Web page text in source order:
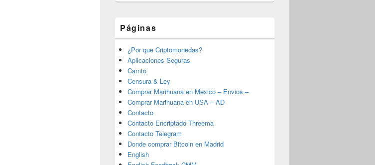
Páginas
¿Por que Criptomonedas?
Aplicaciones Seguras
Carrito
Censura & Ley
Comprar Marihuana en Mexico – Envios –
Comprar Marihuana en USA – AD
Contacto
Contacto Encriptado Threema
Contacto Telegram
Donde comprar Bitcoin en Madrid
English